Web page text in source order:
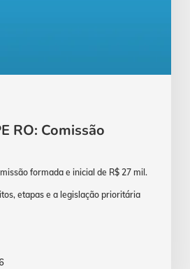
RO: Comissão
formada e inicial de R$ 27 mil.
etapas e a legislação prioritária